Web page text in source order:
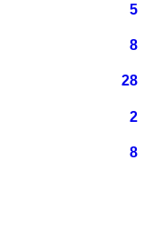
5
8
28
2
8